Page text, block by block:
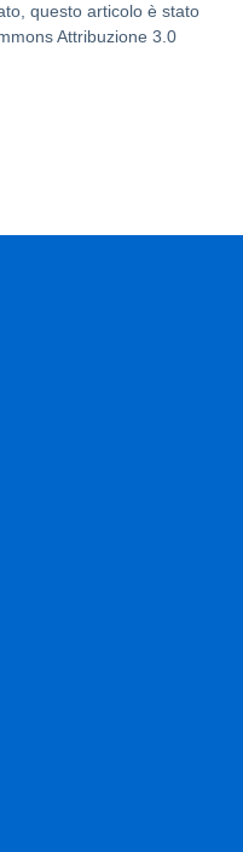
questo articolo è stato
Attribuzione 3.0